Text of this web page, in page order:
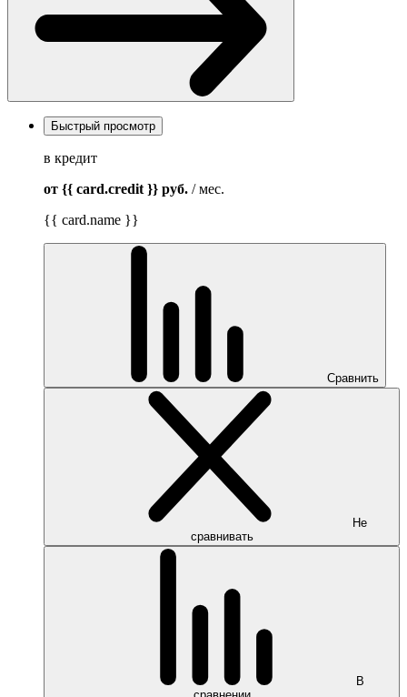
Быстрый просмотр
в кредит
от {{ card.credit }} руб. / мес.
{{ card.name }}
Сравнить
Не
сравнивать
В